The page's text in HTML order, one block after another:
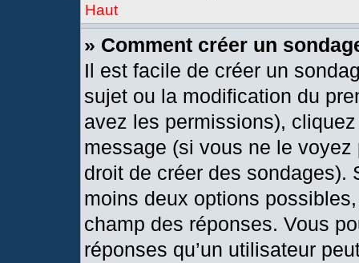
Haut
» Comment créer un
Il est facile de créer un
sujet ou la modification du
avez les permissions),
message (si vous ne le
droit de créer des sondages).
moins deux options
champ des réponses. Vous
réponses qu’un utilisateur